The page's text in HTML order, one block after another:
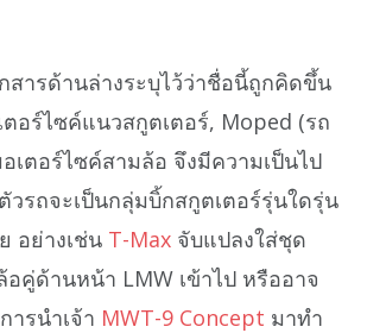
สารด้านล่างระบุไว้ว่าชื่อนี้ถูกคิดขึ้น
ตอร์ไซค์แนวสกูตเตอร์, Moped (รถ
เตอร์ไซค์สามล้อ จึงมีความเป็นไป
วรถจะเป็นกลุ่มบิ้กสกูตเตอร์รุ่นใดรุ่น
อย่างเช่น T-Max จับแปลงใส่ชุด
อคู่ด้านหน้า LMW เข้าไป หรืออาจ
ารนำเจ้า MWT-9 Concept มาทำ